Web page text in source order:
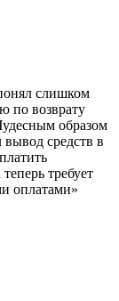
слишком
по возврату
образом
средств в
требует
оплатами»